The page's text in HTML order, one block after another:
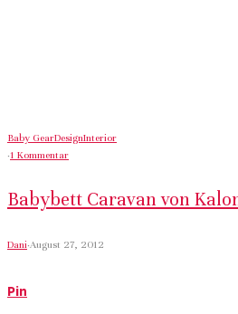
Baby GearDesignInterior
·1 Kommentar
Babybett Caravan von
Dani·August 27, 2012
Pin